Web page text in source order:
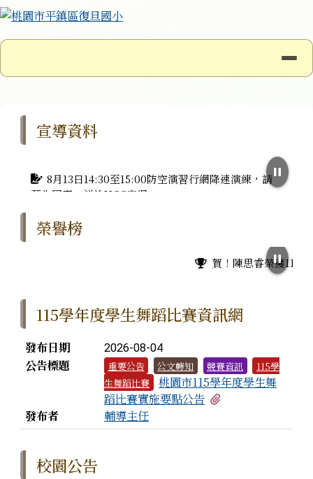
跳至主內容區
桃園市平鎮區復旦國小
導覽列
上中區域內容
宣導資料
8月13日14:30至15:00防空演習行網降速演練，請
預為因應，詳洽NCC官網
從事水域活動應牢記「防溺十招」與「救溺五
步」：選擇合法安全水域、注意天候變化、不落單不跳
遇緊急變故，饑餓時可至超商求助取餐
6歲至15歲之國民，應接受義務教育，未依規定就
學者，區公所以書面勸警告且限期入學，仍未遵行者，
最高得處其監護人新臺幣300元罰鍰，並得連續處罰至
入(復)學為止。
8月13日14:30至15:00防空演習行網降速演練，請
預為因應，詳洽NCC官網
榮譽榜
賀！陳思睿榮獲115年度
115學年度學生舞蹈比賽資訊網
新聞列表
發布日期 2026-08-04
公告標題 重要公告 公文轉知 競賽資訊
115學
生舞蹈比賽
桃園市115學年度學生舞
蹈比賽實施要點公告
發布者
輔導主任
校園公告
頁尾區域